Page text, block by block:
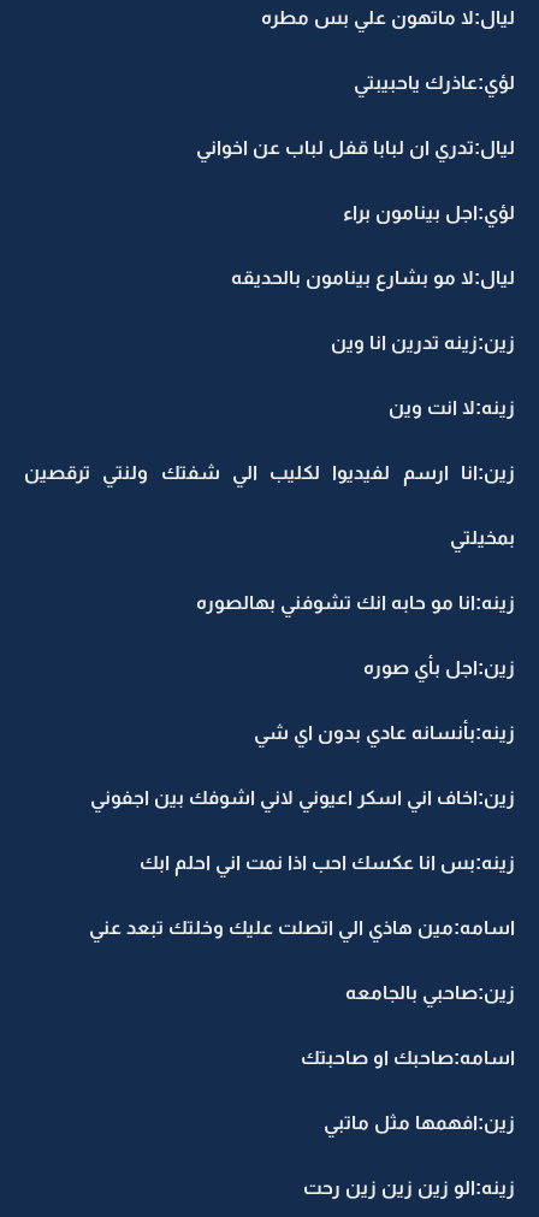
ليال:لا ماتهون علي بس مطره
لؤي:عاذرك ياحبيبتي
ليال:تدري ان لبابا قفل لباب عن اخواني
لؤي:اجل بينامون براء
ليال:لا مو بشارع بينامون بالحديقه
زين:زينه تدرين انا وين
زينه:لا انت وين
زين:انا ارسم لفيديوا لكليب الي شفتك ولنتي ترقصين
بمخيلتي
زينه:انا مو حابه انك تشوفني بهالصوره
زين:اجل بأي صوره
زينه:بأنسانه عادي بدون اي شي
زين:اخاف اني اسكر اعيوني لاني اشوفك بين اجفوني
زينه:بس انا عكسك احب اذا نمت اني احلم ابك
اسامه:مين هاذي الي اتصلت عليك وخلتك تبعد عني
زين:صاحبي بالجامعه
اسامه:صاحبك او صاحبتك
زين:افهمها مثل ماتبي
زينه:الو زين زين زين رحت